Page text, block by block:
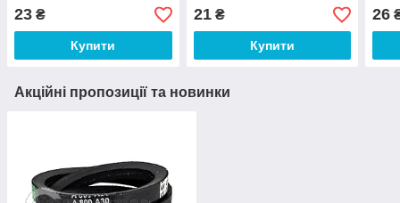
23 ₴
Купити
21₴
Купити
26
Акційні пропозиції та новинки